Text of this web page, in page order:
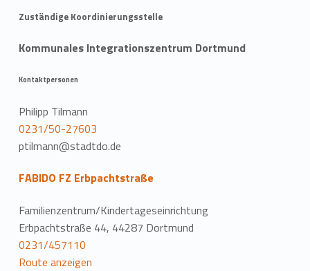
Zuständige Koordinierungsstelle
Kommunales Integrationszentrum Dortmund
Kontaktpersonen
Philipp Tilmann
0231/50-27603
ptilmann@stadtdo.de
FABIDO FZ Erbpachtstraße
Familienzentrum/Kindertageseinrichtung
Erbpachtstraße 44, 44287 Dortmund
0231/457110
Route anzeigen